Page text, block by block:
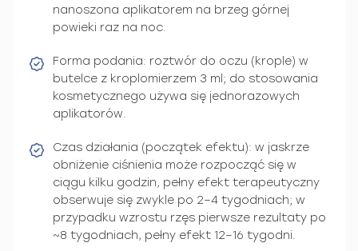
nanoszona aplikatorem na brzeg górnej
powieki raz na noc.
Forma podania: roztwór do oczu (krople) w
butelce z kroplomierzem 3 ml; do stosowania
kosmetycznego używa się jednorazowych
aplikatorów.
Czas działania (początek efektu): w jaskrze
obniżenie ciśnienia może rozpocząć się w
ciągu kilku godzin, pełny efekt terapeutyczny
obserwuje się zwykle po 2–4 tygodniach; w
przypadku wzrostu rzęs pierwsze rezultaty po
~8 tygodniach, pełny efekt 12–16 tygodni.